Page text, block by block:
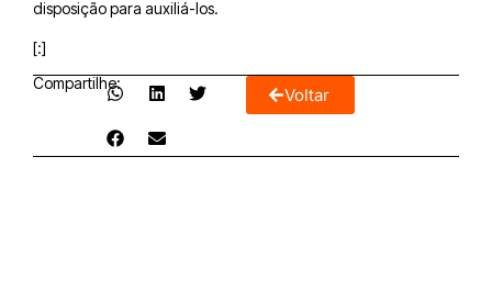
disposição para auxiliá-los.
[:]
Compartilhe:
Voltar